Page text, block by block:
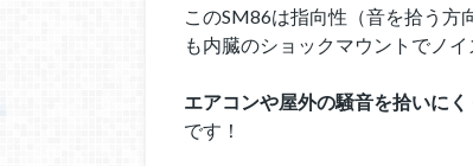
このSM86は指向性（音を拾う方
も内臓のショックマウントでノ
エアコンや屋外の騒音を拾いに
です！